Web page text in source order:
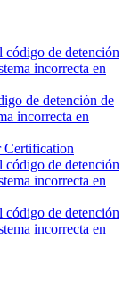
código de detención
incorrecta en
de detención de
incorrecta en
Certification
código de detención
incorrecta en
código de detención
incorrecta en